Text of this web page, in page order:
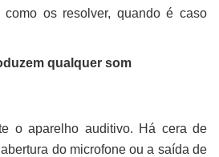
os resolver, quando é caso
qualquer som
o aparelho auditivo. Há cera de
do microfone ou a saída de